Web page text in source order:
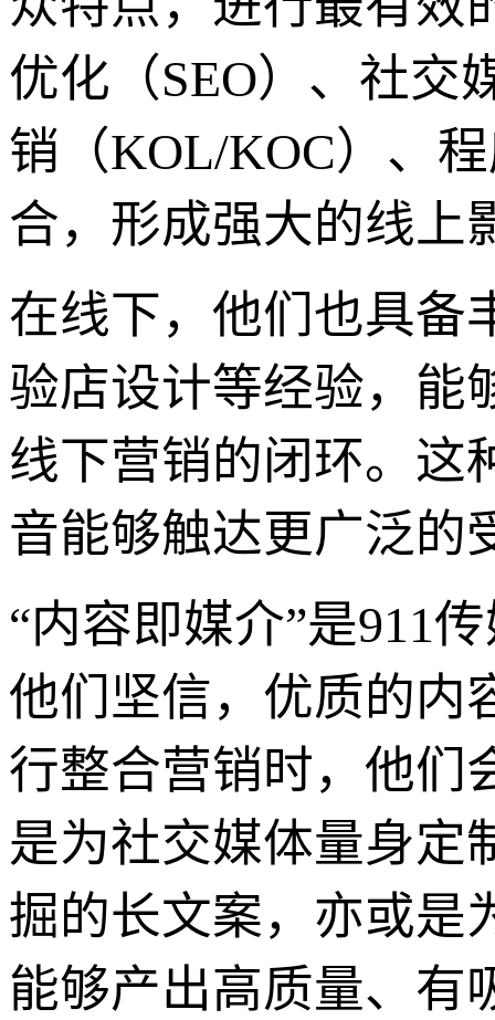
优化（SEO）、社交
销（KOL/KOC）、
合，形成强大的线上
在线下，他们也具备
验店设计等经验，能
线下营销的闭环。这
音能够触达更广泛的
“内容即媒介”是911
他们坚信，优质的内
行整合营销时，他们
是为社交媒体量身定
掘的长文案，亦或是
能够产出高质量、有